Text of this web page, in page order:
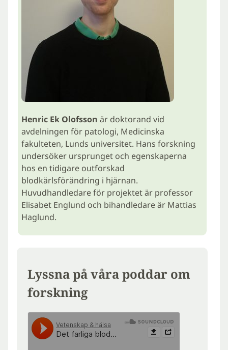
Henric Ek Olofsson är doktorand vid
avdelningen för patologi, Medicinska
fakulteten, Lunds universitet. Hans forskning
undersöker ursprunget och egenskaperna
hos en tidigare outforskad
blodkärlsförändring i hjärnan.
Huvudhandledare för projektet är professor
Elisabet Englund och bihandledare är Mattias
Haglund.
Lyssna på våra poddar om
forskning